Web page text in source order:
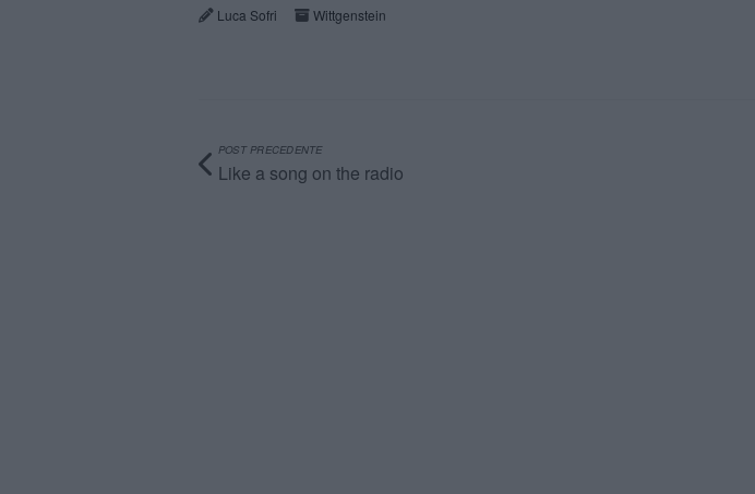
Luca Sofri Wittgenstein
POST PRECEDENTE
Like a song on the radio